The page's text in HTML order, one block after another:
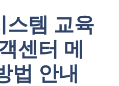
스템 교육
센터 메
법 안내